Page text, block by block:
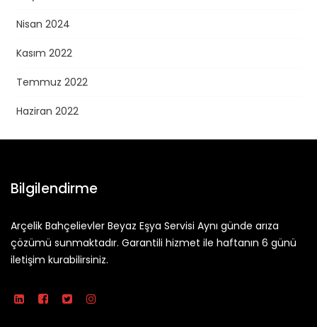
Nisan 2024
Kasım 2022
Temmuz 2022
Haziran 2022
Bilgilendirme
Arçelik Bahçelievler Beyaz Eşya Servisi Aynı günde arıza
çözümü sunmaktadır. Garantili hizmet ile haftanın 6 günü
iletişim kurabilirsiniz.